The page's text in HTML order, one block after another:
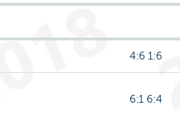
4:6 1:6
6:1 6:4